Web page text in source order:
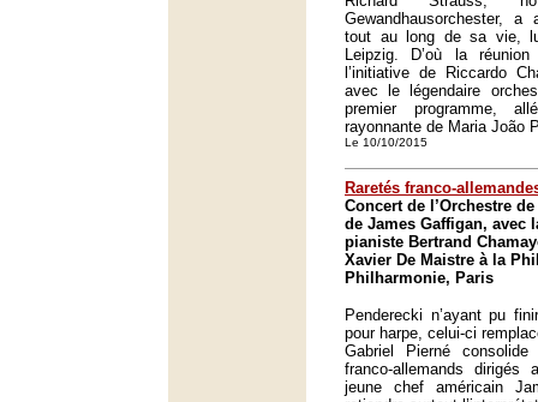
Gewandhausorchester,
tout au long de sa vie,
Leipzig. D’où la
l’initiative de Riccardo
avec le légendaire
premier programme,
rayonnante de Maria João
Le 10/10/2015
Raretés franco-
Concert de l’Orchestre
de James Gaffigan, avec
pianiste Bertrand
Xavier De Maistre à la
Philharmonie, Paris
Penderecki n’ayant pu
pour harpe, celui-ci
Gabriel Pierné consolide
franco-allemands dirigés
jeune chef américain